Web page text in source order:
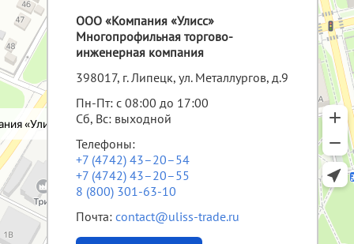
ООО «Компания «Улисс»
Многопрофильная торгово-
инженерная компания
398017, г. Липецк, ул. Металлургов, д.9
Пн-Пт: с 08:00 до 17:00
Сб, Вс: выходной
Телефоны:
+7 (4742) 43–20–54
+7 (4742) 43–20–55
8 (800) 301-63-10
Почта:contact@uliss-trade.ru